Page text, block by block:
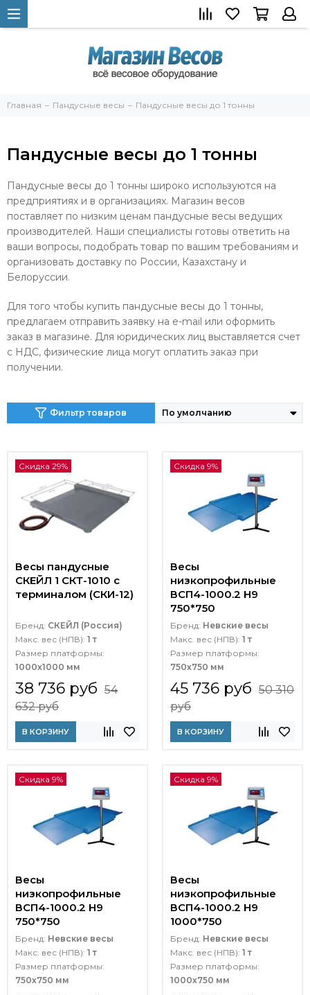
Главная Пандусные весы Пандусные весы до 1 тонны
Пандусные весы до 1 тонны
Пандусные весы до 1 тонны широко используются на
предприятиях и в организациях. Магазин весов
поставляет по низким ценам пандусные весы ведущих
производителей. Наши специалисты готовы ответить на
ваши вопросы, подобрать товар по вашим требованиям и
организовать доставку по России, Казахстану и
Белоруссии.
Для того чтобы купить пандусные весы до 1 тонны,
предлагаем отправить заявку на e-mail или оформить
заказ в магазине. Для юридических лиц выставляется счет
с НДС, физические лица могут оплатить заказ при
получении.
Фильтр товаров
Скидка 29%
Весы пандусные
СКЕЙЛ 1 СКТ-1010 с
терминалом (СКИ-12)
Бренд: СКЕЙЛ (Россия)
Макс. вес (НПВ): 1 т
Размер платформы:
1000х1000 мм
38 736 руб 54
632 руб
В КОРЗИНУ
Скидка 9%
Весы
низкопрофильные
ВСП4-1000.2 Н9
750*750
Бренд: Невские весы
Макс. вес (НПВ): 1 т
Размер платформы:
750х750 мм
45 736 руб 50 310
руб
В КОРЗИНУ
Скидка 9%
Весы
низкопрофильные
ВСП4-1000.2 Н9
750*750
Бренд: Невские весы
Макс. вес (НПВ): 1 т
Размер платформы:
750х750 мм
Скидка 9%
Весы
низкопрофильные
ВСП4-1000.2 Н9
1000*750
Бренд: Невские весы
Макс. вес (НПВ): 1 т
Размер платформы:
1000х750 мм